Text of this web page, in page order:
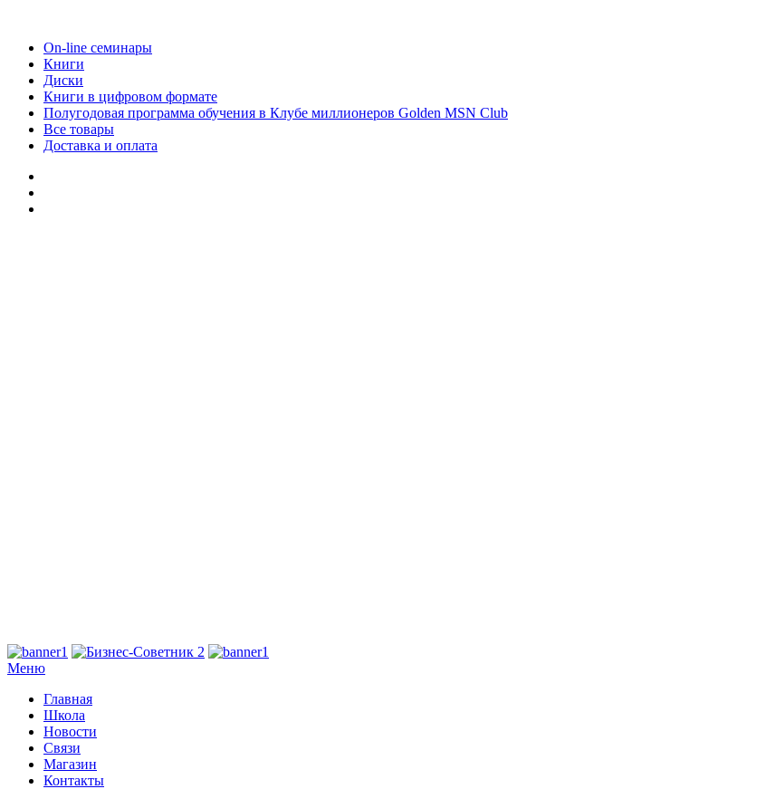
On-line семинары
Книги
Диски
Книги в цифровом формате
Полугодовая программа обучения в Клубе миллионеров Golden MSN Club
Все товары
Доставка и оплата
Меню
Главная
Школа
Новости
Связи
Магазин
Контакты